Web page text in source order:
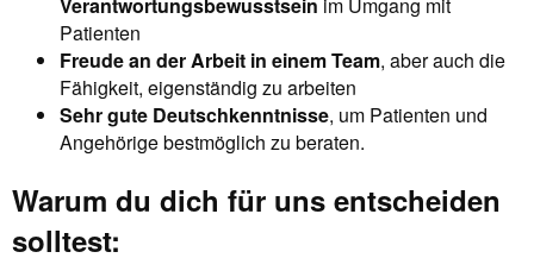
Verantwortungsbewusstsein im Umgang mit
Patienten
Freude an der Arbeit in einem Team, aber auch die
Fähigkeit, eigenständig zu arbeiten
Sehr gute Deutschkenntnisse, um Patienten und
Angehörige bestmöglich zu beraten.
Warum du dich für uns entscheiden
solltest: